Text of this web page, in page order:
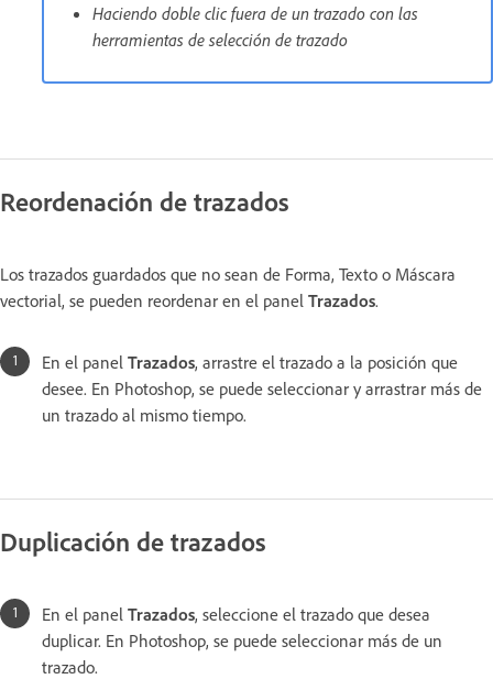
Haciendo doble clic fuera de un trazado con las
herramientas de selección de trazado
Reordenación de trazados
Los trazados guardados que no sean de Forma, Texto o Máscara
vectorial, se pueden reordenar en el panel Trazados.
En el panel Trazados, arrastre el trazado a la posición que
desee. En Photoshop, se puede seleccionar y arrastrar más de
un trazado al mismo tiempo.
Duplicación de trazados
En el panel Trazados, seleccione el trazado que desea
duplicar. En Photoshop, se puede seleccionar más de un
trazado.